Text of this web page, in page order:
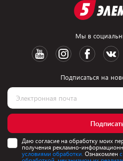
Мы в
Подписаться на
Даю согласие на обработку моих
получения рекламно-
условиями обработки. Ознакомлен